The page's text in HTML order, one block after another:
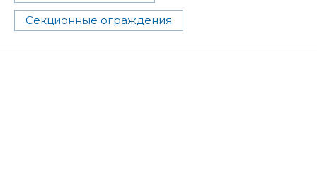
Секционные ограждения